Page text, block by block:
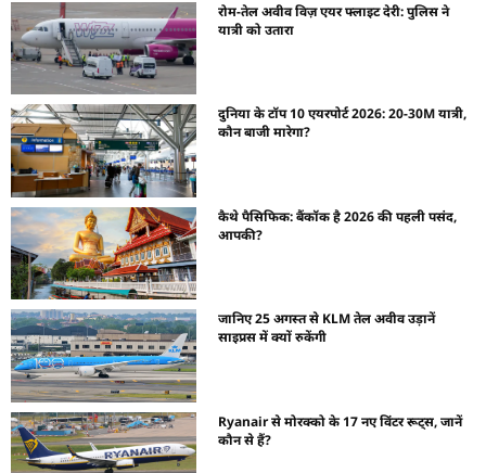
रोम-तेल अवीव विज़ एयर फ्लाइट देरी: पुलिस ने
यात्री को उतारा
दुनिया के टॉप 10 एयरपोर्ट 2026: 20-30M यात्री,
कौन बाजी मारेगा?
कैथे पैसिफिक: बैंकॉक है 2026 की पहली पसंद,
आपकी?
जानिए 25 अगस्त से KLM तेल अवीव उड़ानें
साइप्रस में क्यों रुकेंगी
Ryanair से मोरक्को के 17 नए विंटर रूट्स, जानें
कौन से हैं?